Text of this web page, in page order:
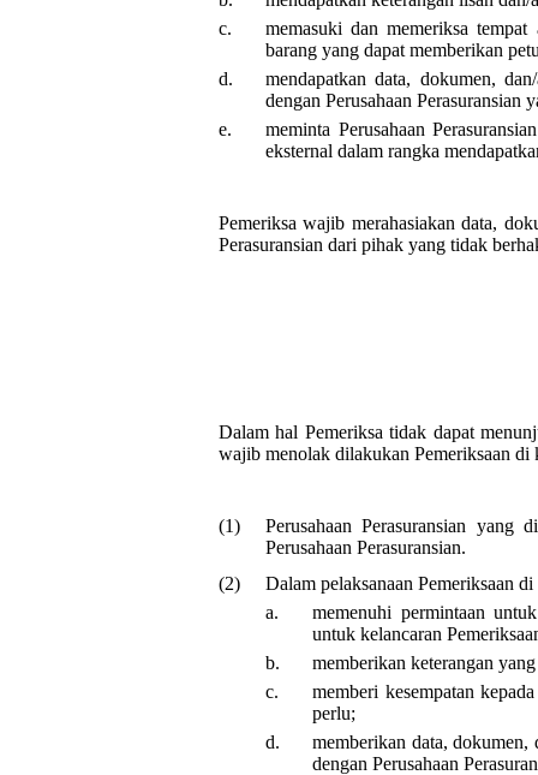
c.
memasuki dan memeriksa
barang yang dapat memberikan
d.
mendapatkan data, dokumen,
dengan Perusahaan Perasuransian
e.
meminta Perusahaan
eksternal dalam rangka
Pemeriksa wajib merahasiakan data,
Perasuransian dari pihak yang tidak
Dalam hal Pemeriksa tidak dapat
wajib menolak dilakukan Pemeriksaan di
(1)
Perusahaan Perasuransian yang
Perusahaan Perasuransian.
(2)
Dalam pelaksanaan Pemeriksaan
a.
memenuhi permintaan
untuk kelancaran
b.
memberikan keterangan
c.
memberi kesempatan
perlu;
d.
memberikan data,
dengan Perusahaan